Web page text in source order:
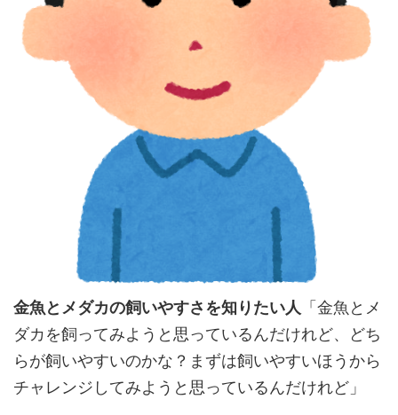
金魚とメダカの飼いやすさを知りたい人 「金魚とメ
ダカを飼ってみようと思っているんだけれど、どち
らが飼いやすいのかな？まずは飼いやすいほうから
チャレンジしてみようと思っているんだけれど」